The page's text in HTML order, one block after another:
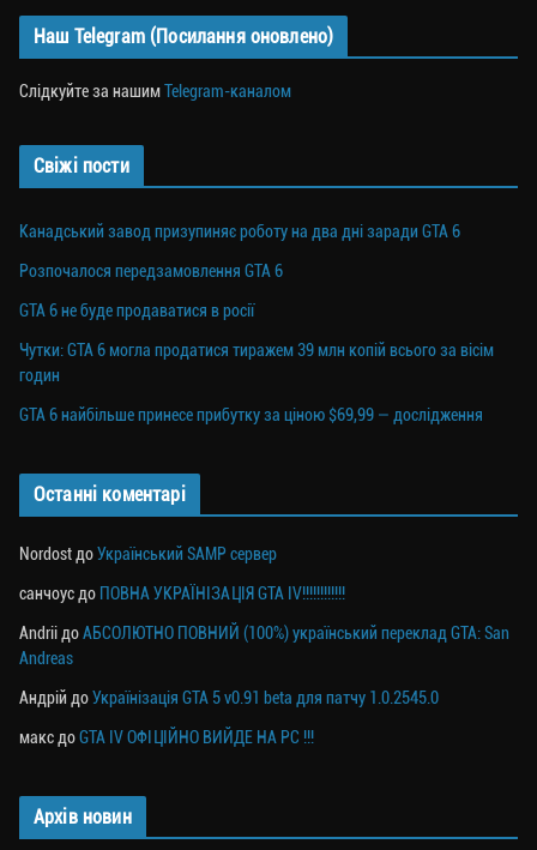
Наш Telegram (Посилання оновлено)
Слідкуйте за нашимTelegram-каналом
Свіжі пости
Канадський завод призупиняє роботу на два дні заради GTA 6
Розпочалося передзамовлення GTA 6
GTA 6 не буде продаватися в росії
Чутки: GTA 6 могла продатися тиражем 39 млн копій всього за вісім
годин
GTA 6 найбільше принесе прибутку за ціною $69,99 — дослідження
Останні коментарі
Nordost доУкраїнський SAMP сервер
санчоус до ПОВНА УКРАЇНІЗАЦІЯ GTA IV!!!!!!!!!!!!
Andrii доАБСОЛЮТНО ПОВНИЙ (100%) український переклад GTA: San
Andreas
Андрій доУкраїнізація GTA 5 v0.91 beta для патчу 1.0.2545.0
макс доGTA IV ОФІЦІЙНО ВИЙДЕ НА PC !!!
Архів новин